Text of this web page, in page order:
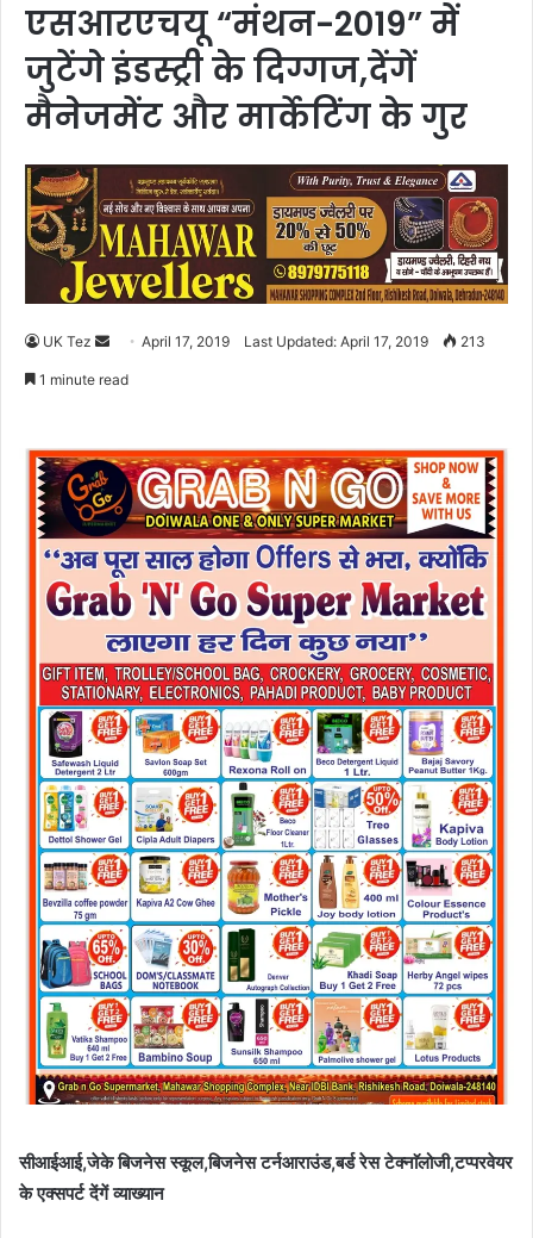
एसआरएचयू “मंथन-2019” में
जुटेंगे इंडस्ट्री के दिग्गज,देंगें
मैनेजमेंट और मार्केटिंग के गुर
UK Tez
a
e
m
a
i
April 17, 2019 Last Updated: April 17, 2019 213
1 minute read
सीआईआई,जेके बिजनेस स्कूल,बिजनेस टर्नआराउंड,बर्ड रेस टेक्नाॅलोजी,टप्परवेयर
के एक्सपर्ट देंगें व्याख्यान